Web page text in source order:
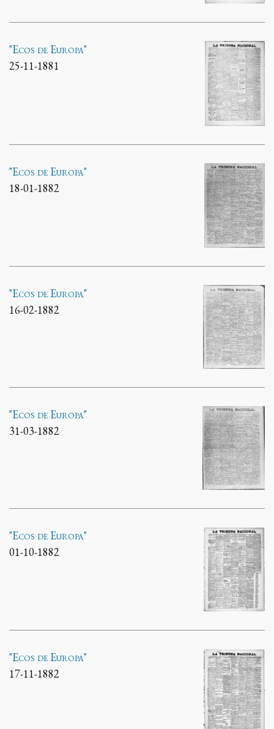
"Ecos de Europa"
25-11-1881
"Ecos de Europa"
18-01-1882
"Ecos de Europa"
16-02-1882
"Ecos de Europa"
31-03-1882
"Ecos de Europa"
01-10-1882
"Ecos de Europa"
17-11-1882